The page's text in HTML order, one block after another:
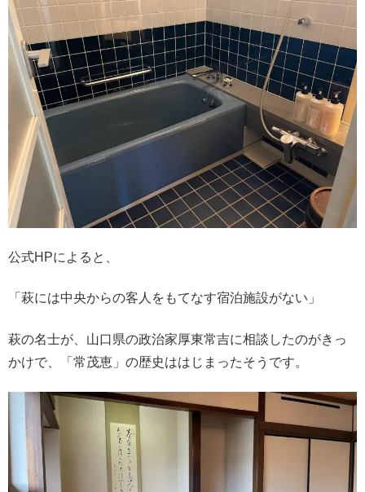
公式HPによると、
「萩には中央からの客人をもてなす宿泊施設がない」
萩の名士が、山口県の政治家厚東常吉に相談したのがきっ
かけで、「常茂恵」の歴史ははじまったそうです。